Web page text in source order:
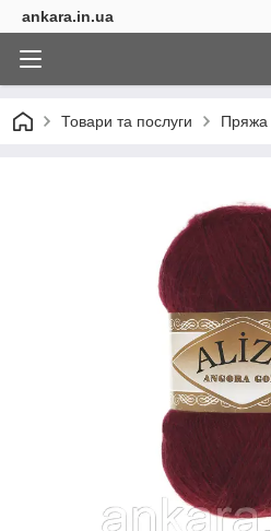
ankara.in.ua
Товари та послуги Пряжа